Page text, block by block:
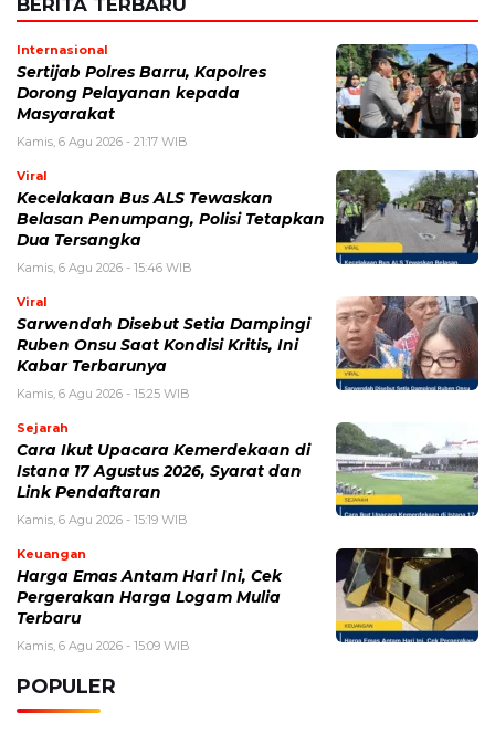
Simpan nama, email, dan situs web saya pada peramban ini
untuk komentar saya berikutnya.
BERITA TERKAIT
Kamis, 6 Agustus 2026 - 15:09 WIB
Harga Emas Antam Hari Ini, Cek Pergerakan Harga
Logam Mulia Terbaru
Tetangga Suka Meniru Dagangan? 5 Hal yang Perlu
Dilakukan
eDabu BPJS Kesehatan Terbaru, Cara Login, Fungsi,
dan Panduan Layanan Badan Usaha
Selasa, 4 Agustus 2026 - 09:42 WIB
Pabrik Gula Indonesia Terus Didorong, Ini Kondisi
Produksi dan Tantangan Industri Gula
Sabtu, 1 Agustus 2026 - 09:37 WIB
Harga Pertamax Hari Ini Terbaru, Cek Daftar Harga